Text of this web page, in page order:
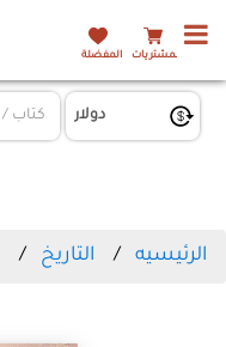
المشتريات المفضلة
الرئيسيه التاريخ